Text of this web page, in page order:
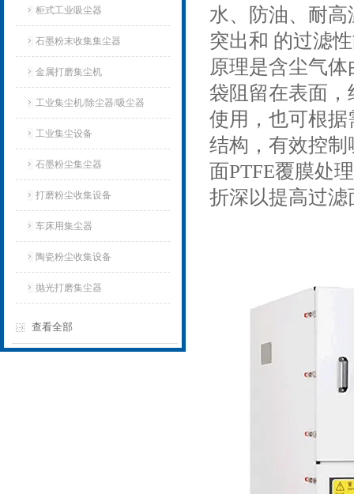
柜式工业吸尘器
石墨粉末收集集尘器
金属打磨集尘机
工业集尘机/除尘器/吸尘器
工业集尘设备
石墨粉尘集尘器
打磨粉尘收集设备
车床用集尘器
陶瓷粉尘收集设备
抛光打磨集尘器
查看全部
水、防油、耐
突出和 的过滤
原理是含尘气
袋阻留在表面
使用，也可根
结构，有效控制
面PTFE覆膜处
折深以提高过滤